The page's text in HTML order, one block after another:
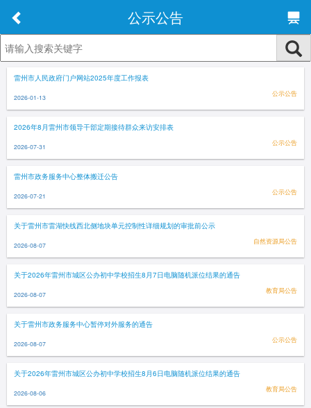
公示公告
雷州市人民政府门户网站2025年度工作报表
2026-01-13 公示公告
2026年8月雷州市领导干部定期接待群众来访安排表
2026-07-31 公示公告
雷州市政务服务中心整体搬迁公告
2026-07-21 公示公告
关于雷州市雷湖快线西北侧地块单元控制性详细规划的审批前公示
2026-08-07 自然资源局公告
关于2026年雷州市城区公办初中学校招生8月7日电脑随机派位结果的通告
2026-08-07 教育局公告
关于雷州市政务服务中心暂停对外服务的通告
2026-08-07 公示公告
关于2026年雷州市城区公办初中学校招生8月6日电脑随机派位结果的通告
2026-08-06 教育局公告